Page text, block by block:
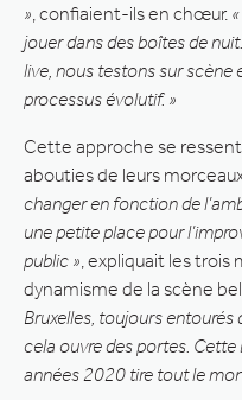
» , confiaient-ils en chœur.
jouer dans des boîtes de
live, nous testons sur scène
processus évolutif. »
Cette approche se ressent
abouties de leurs
changer en fonction de
une petite place pour
public » , expliquait les trois
dynamisme de la scène
Bruxelles, toujours entourés
cela ouvre des portes.
années 2020 tire tout le